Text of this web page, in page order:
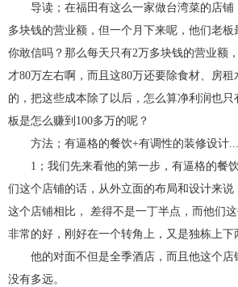
导读；在福田有这么一家做台湾菜的店
多块钱的营业额，但一个月下来呢，他们老板
你敢信吗？那么每天只有2万多块钱的营业额
才80万左右啊，而且这80万还要除食材、房
的，把这些成本除了以后，怎么算净利润也只
板是怎么赚到100多万的呢？
方法；有逼格的餐饮+有调性的装修设计
1；我们先来看他的第一步，有逼格的餐
们这个店铺的话，从外立面的布局和设计来说
这个店铺相比， 差得不是一丁半点，而他们
非常的好，刚好在一个转角上，又是独栋上下
他的对面不但是全季酒店，而且他这个
没有多远。